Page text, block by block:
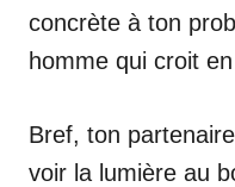
concrète à ton
homme qui croit
Bref, ton
voir la lumière au